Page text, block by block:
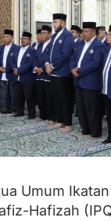
Umum
Hafizah